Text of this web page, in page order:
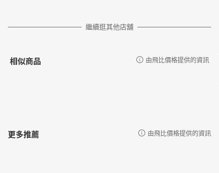
繼續逛其他店舖
相似商品 由飛比價格提供的資訊
更多推薦 由飛比價格提供的資訊